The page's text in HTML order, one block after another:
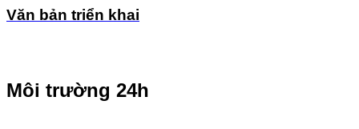
Văn bản triển khai
Môi trường 24h